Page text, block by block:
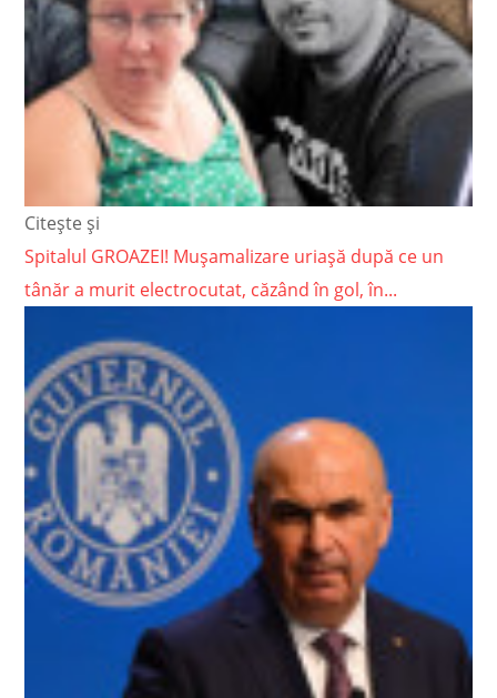
Citește și
Spitalul GROAZEI! Mușamalizare uriașă după ce un
tânăr a murit electrocutat, căzând în gol, în...